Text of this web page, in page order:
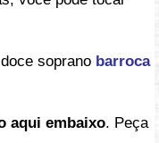
soprano barroca
aqui embaixo. Peça